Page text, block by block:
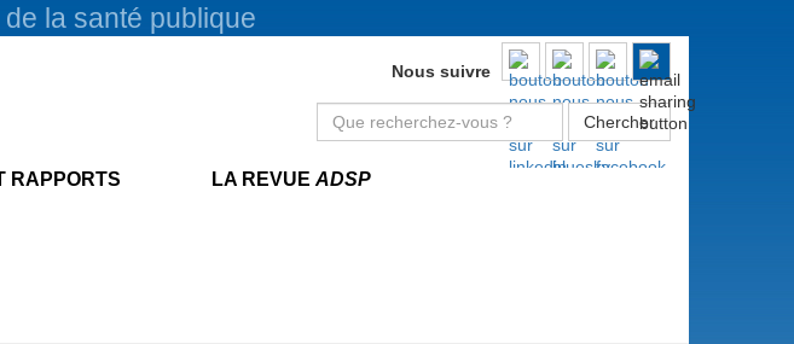
la santé publique
Nous suivre
Chercher
RAPPORTS LA REVUE ADSP